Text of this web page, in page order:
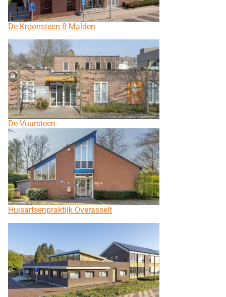
De Kroonsteen 8 Malden
De Vuursteen
Huisartsenpraktijk Overasselt